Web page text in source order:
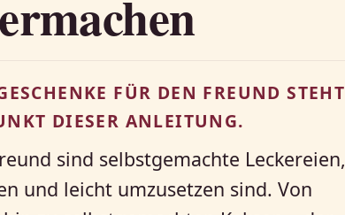
FÜR DEN FREUND STEHT I
DIESER ANLEITUNG.
sind selbstgemachte Leckereien,
und leicht umzusetzen sind. Von